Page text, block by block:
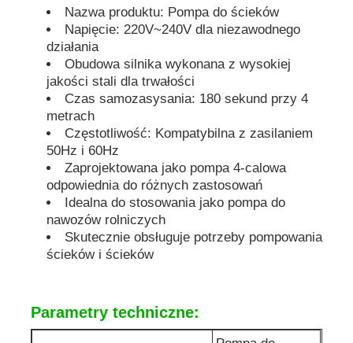
dźwiękoszczelny agregat prądotwórczy
Generator do użytku domowego
Zestaw generatora baldachimu
generator o niskim poziomie hałasu
Utrzymanie generatora
Nazwa produktu: Pompa do ścieków
Napięcie: 220V~240V dla niezawodnego
działania
Obudowa silnika wykonana z wysokiej
jakości stali dla trwałości
Czas samozasysania: 180 sekund przy 4
metrach
Częstotliwość: Kompatybilna z zasilaniem
50Hz i 60Hz
Zaprojektowana jako pompa 4-calowa
odpowiednia do różnych zastosowań
Idealna do stosowania jako pompa do
nawozów rolniczych
Skutecznie obsługuje potrzeby pompowania
ścieków i ścieków
Parametry techniczne: